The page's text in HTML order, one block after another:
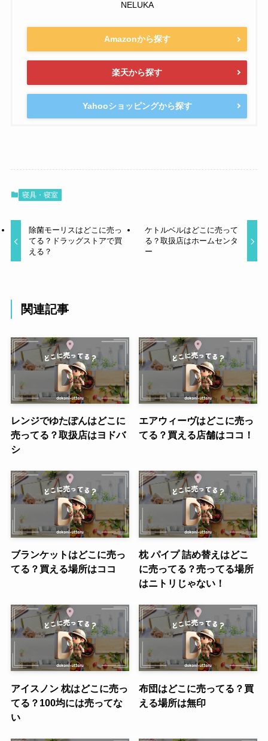
NELUKA
Amazonから探す
楽天から探す
Yahooショッピングから探す
寝具・寝室
除菌モーリスはどこに売っ
てる？ドラッグストアで買
える？
ケトルベルはどこに売って
る？取扱店はホームセンタ
ー
関連記事
レンジでゆたぽんはどこに
売ってる？取扱店はヨドバ
シ
エアウィーヴはどこに売っ
てる？買える店舗はココ！
ブランケットはどこに売っ
てる？買える場所はココ
枕 パイプ 詰め替えはどこ
に売ってる？売ってる場所
はニトリじゃない！
アイスノン 枕はどこに売っ
てる？100均には売ってな
い
布団はどこに売ってる？買
える場所は無印